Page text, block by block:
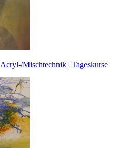
Acryl-/Mischtechnik | Tageskurse